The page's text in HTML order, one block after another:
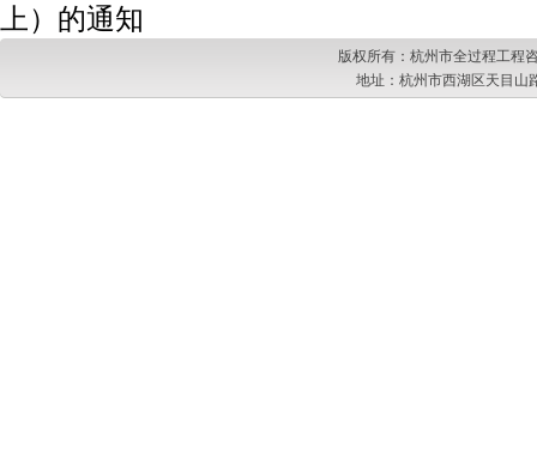
上）的通知
版权所有：杭州市全过程工程
地址：杭州市西湖区天目